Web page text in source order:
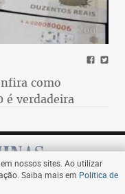
como
é verdadeira
nossos sites. Ao utilizar
Saiba mais em Política de